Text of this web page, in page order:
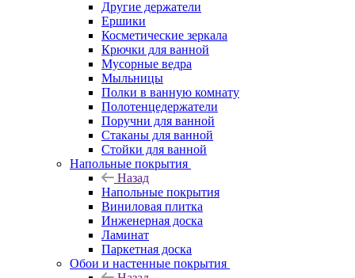
Другие держатели
Ершики
Косметические зеркала
Крючки для ванной
Мусорные ведра
Мыльницы
Полки в ванную комнату
Полотенцедержатели
Поручни для ванной
Стаканы для ванной
Стойки для ванной
Напольные покрытия
Назад
Напольные покрытия
Виниловая плитка
Инженерная доска
Ламинат
Паркетная доска
Обои и настенные покрытия